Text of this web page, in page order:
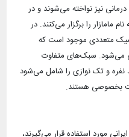
نیز نواخته می‌شوند و در
را برگزار می‌کنند. در
متعددی موجود است که
می‌شود. سبک‌های متفاوت
نفره و تک نوازی را شامل می‌شود
مورد استفاده قرار می‌گیرند،